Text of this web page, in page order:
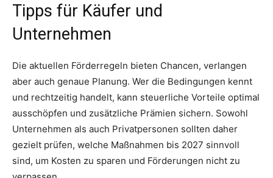
Tipps für Käufer und
Unternehmen
Die aktuellen Förderregeln bieten Chancen, verlangen
aber auch genaue Planung. Wer die Bedingungen kennt
und rechtzeitig handelt, kann steuerliche Vorteile optimal
ausschöpfen und zusätzliche Prämien sichern. Sowohl
Unternehmen als auch Privatpersonen sollten daher
gezielt prüfen, welche Maßnahmen bis 2027 sinnvoll
sind, um Kosten zu sparen und Förderungen nicht zu